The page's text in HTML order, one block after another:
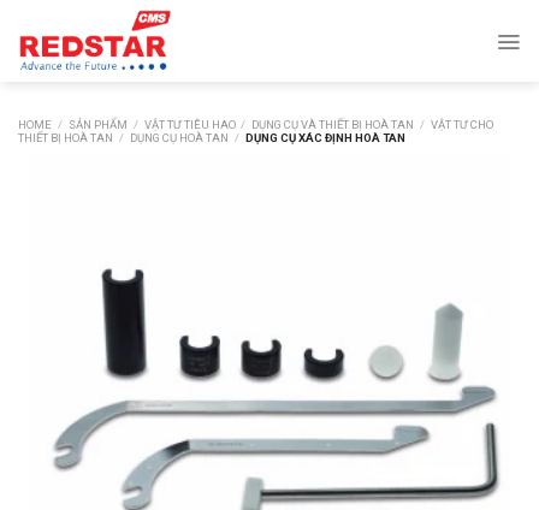
content
HOME / SẢN PHẨM / VẬT TƯ TIÊU HAO / DỤNG CỤ VÀ THIẾT BỊ HOÀ TAN / VẬT TƯ CHO
THIẾT BỊ HOÀ TAN / DỤNG CỤ HOÀ TAN / DỤNG CỤ XÁC ĐỊNH HOÀ TAN